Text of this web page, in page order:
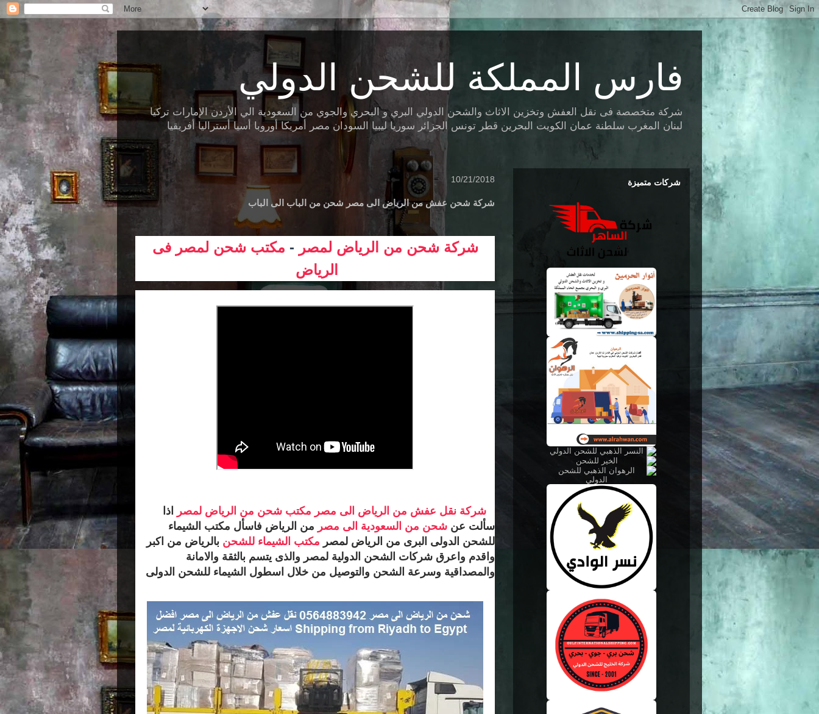
فارس المملكة للشحن الدولي
شركة متخصصة فى نقل العفش وتخزين الاثاث والشحن الدولي البري و البحري والجوي من السعودية الي الأردن الإمارات تركيا
لبنان المغرب سلطنة عمان الكويت البحرين قطر تونس الجزائر سوريا ليبيا السودان مصر أمريكا أوروبا أسيا أستراليا أفريقيا
10/21/2018
شركة شحن عفش من الرياض الى مصر شحن من الباب الى الباب
شركة شحن من الرياض لمصر - مكتب شحن لمصر فى
الرياض
شركة نقل عفش من الرياض الى مصر مكتب شحن من الرياض لمصر
اذا
سألت عن شحن من السعودية الى مصر من الرياض فاسأل مكتب الشيماء
للشحن الدولى البرى من الرياض لمصر مكتب الشيماء للشحن بالرياض من اكبر
واقدم واعرق شركات الشحن الدولية لمصر والذى يتسم بالثقة والامانة
والمصداقية وسرعة الشحن والتوصيل من خلال اسطول الشيماء للشحن الدولى
شركات متميزة